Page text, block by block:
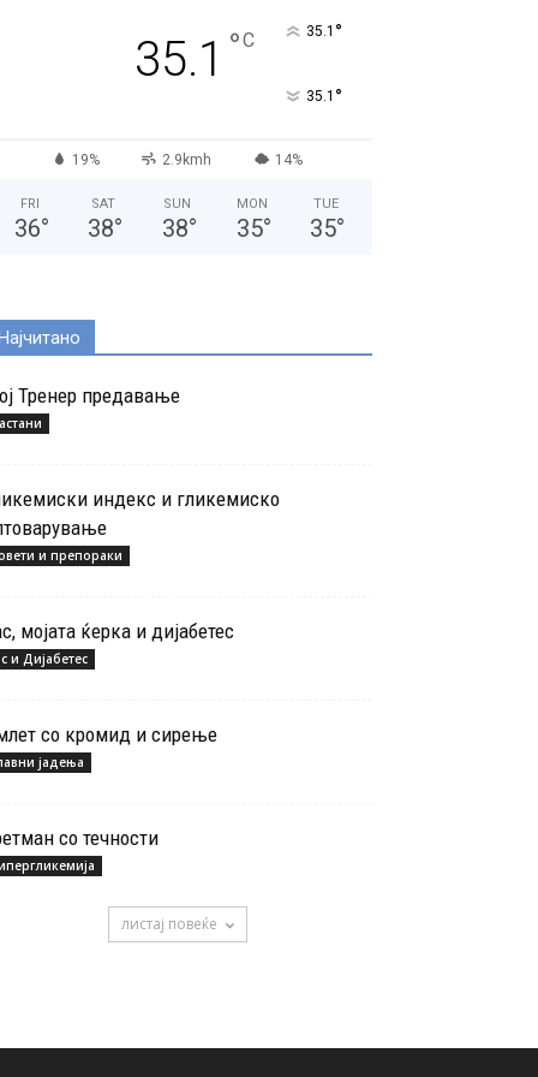
35.1 °C 35.1 °
35.1 °
19% 2.9kmh 14%
FRI
36°
SAT
38°
SUN
38°
MON
35°
TUE
35°
Тренер предавање
индекс и гликемиско
и препораки
мојата ќерка и дијабетес
и Дијабетес
со кромид и сирење
јадења
со течности
листај повеќе